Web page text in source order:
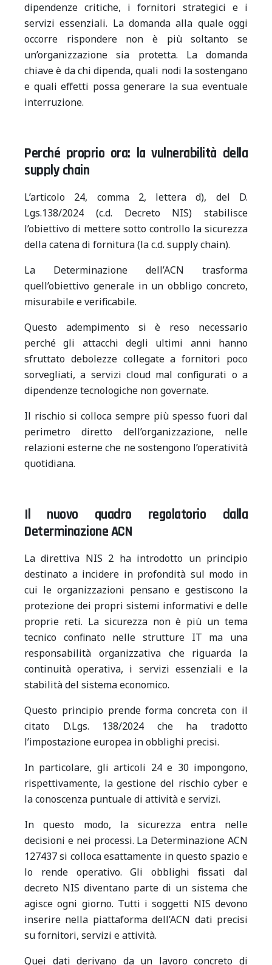
dipendenze critiche, i fornitori strategici e i
servizi essenziali. La domanda alla quale oggi
occorre rispondere non è più soltanto se
un’organizzazione sia protetta. La domanda
chiave è da chi dipenda, quali nodi la sostengano
e quali effetti possa generare la sua eventuale
interruzione.
Perché proprio ora: la vulnerabilità della
supply chain
L’articolo 24, comma 2, lettera d), del D.
Lgs.138/2024 (c.d. Decreto NIS) stabilisce
l’obiettivo di mettere sotto controllo la sicurezza
della catena di fornitura (la c.d. supply chain).
La Determinazione dell’ACN trasforma
quell’obiettivo generale in un obbligo concreto,
misurabile e verificabile.
Questo adempimento si è reso necessario
perché gli attacchi degli ultimi anni hanno
sfruttato debolezze collegate a fornitori poco
sorvegliati, a servizi cloud mal configurati o a
dipendenze tecnologiche non governate.
Il rischio si colloca sempre più spesso fuori dal
perimetro diretto dell’organizzazione, nelle
relazioni esterne che ne sostengono l’operatività
quotidiana.
Il nuovo quadro regolatorio dalla
Determinazione ACN
La direttiva NIS 2 ha introdotto un principio
destinato a incidere in profondità sul modo in
cui le organizzazioni pensano e gestiscono la
protezione dei propri sistemi informativi e delle
proprie reti. La sicurezza non è più un tema
tecnico confinato nelle strutture IT ma una
responsabilità organizzativa che riguarda la
continuità operativa, i servizi essenziali e la
stabilità del sistema economico.
Questo principio prende forma concreta con il
citato D.Lgs. 138/2024 che ha tradotto
l’impostazione europea in obblighi precisi.
In particolare, gli articoli 24 e 30 impongono,
rispettivamente, la gestione del rischio cyber e
la conoscenza puntuale di attività e servizi.
In questo modo, la sicurezza entra nelle
decisioni e nei processi. La Determinazione ACN
127437 si colloca esattamente in questo spazio e
lo rende operativo. Gli obblighi fissati dal
decreto NIS diventano parte di un sistema che
agisce ogni giorno. Tutti i soggetti NIS devono
inserire nella piattaforma dell’ACN dati precisi
su fornitori, servizi e attività.
Quei dati derivano da un lavoro concreto di